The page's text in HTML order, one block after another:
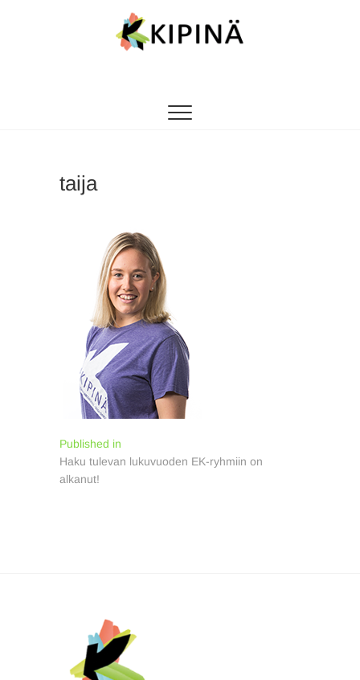
taija
Artikkelien
selaus
Published in
Haku tulevan lukuvuoden EK-ryhmiin on
alkanut!